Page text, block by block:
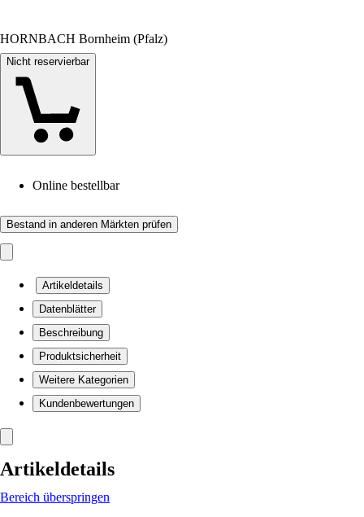
HORNBACH Bornheim (Pfalz)
Nicht reservierbar
Online bestellbar
Bestand in anderen Märkten prüfen
Artikeldetails
Datenblätter
Beschreibung
Produktsicherheit
Weitere Kategorien
Kundenbewertungen
Artikeldetails
Bereich überspringen